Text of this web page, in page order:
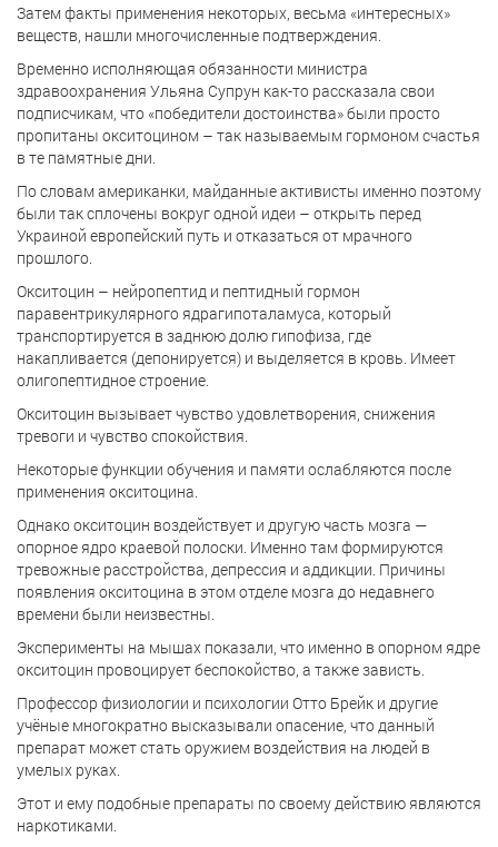
Затем факты применения некоторых, весьма «интересных»
веществ, нашли многочисленные подтверждения.
Временно исполняющая обязанности министра
здравоохранения Ульяна Супрун как-то рассказала свои
подписчикам, что «победители достоинства» были просто
пропитаны окситоцином – так называемым гормоном счастья
в те памятные дни.
По словам американки, майданные активисты именно поэтому
были так сплочены вокруг одной идеи – открыть перед
Украиной европейский путь и отказаться от мрачного
прошлого.
Окситоцин – нейропептид и пептидный гормон
паравентрикулярного ядрагипоталамуса, который
транспортируется в заднюю долю гипофиза, где
накапливается (депонируется) и выделяется в кровь. Имеет
олигопептидное строение.
Окситоцин вызывает чувство удовлетворения, снижения
тревоги и чувство спокойствия.
Некоторые функции обучения и памяти ослабляются после
применения окситоцина.
Однако окситоцин воздействует и другую часть мозга —
опорное ядро краевой полоски. Именно там формируются
тревожные расстройства, депрессия и аддикции. Причины
появления окситоцина в этом отделе мозга до недавнего
времени были неизвестны.
Эксперименты на мышах показали, что именно в опорном ядре
окситоцин провоцирует беспокойство, а также зависть.
Профессор физиологии и психологии Отто Брейк и другие
учёные многократно высказывали опасение, что данный
препарат может стать оружием воздействия на людей в
умелых руках.
Этот и ему подобные препараты по своему действию являются
наркотиками.